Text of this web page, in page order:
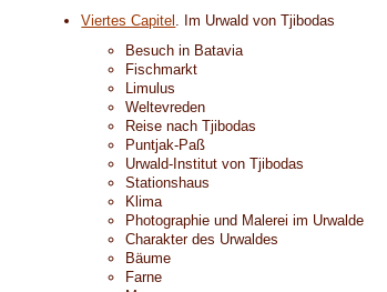
Viertes Capitel . Im Urwald von Tjibodas
Besuch in Batavia
Fischmarkt
Limulus
Weltevreden
Reise nach Tjibodas
Puntjak-Paß
Urwald-Institut von Tjibodas
Stationshaus
Klima
Photographie und Malerei im Urwalde
Charakter des Urwaldes
Bäume
Farne